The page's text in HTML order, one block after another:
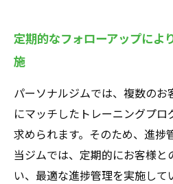
定期的なフォローアップによ
施
パーソナルジムでは、複数の
にマッチしたトレーニングプ
求められます。そのため、進捗
当ジムでは、定期的にお客様と
い、最適な進捗管理を実施して